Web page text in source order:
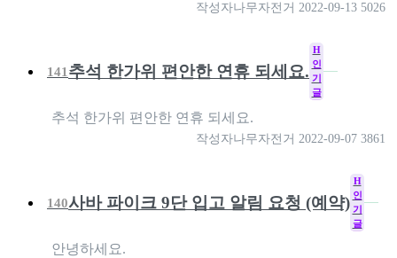
작성자나무자전거 2022-09-13 5026
141 추석 한가위 편안한 연휴 되세요.
H
인
기
글
추석 한가위 편안한 연휴 되세요.
작성자나무자전거 2022-09-07 3861
140사바 파이크 9단 입고 알림 요청 (예약)
H
인
기
글
안녕하세요.